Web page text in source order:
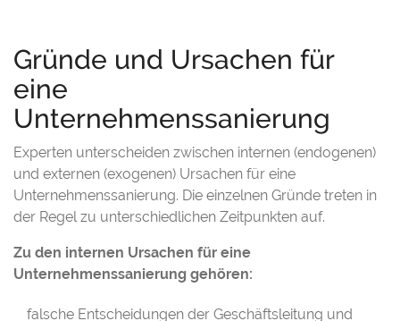
Gründe und Ursachen für
eine
Unternehmenssanierung
Experten unterscheiden zwischen internen (endogenen)
und externen (exogenen) Ursachen für eine
Unternehmenssanierung. Die einzelnen Gründe treten in
der Regel zu unterschiedlichen Zeitpunkten auf.
Zu den internen Ursachen für eine
Unternehmenssanierung gehören:
falsche Entscheidungen der Geschäftsleitung und